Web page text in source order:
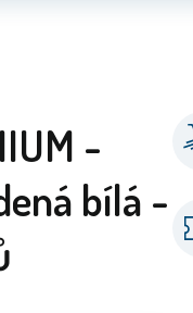
-
bílá -